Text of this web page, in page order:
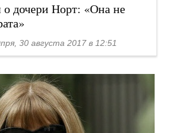
дочери Норт: «Она не
30 августа 2017 в 12:51